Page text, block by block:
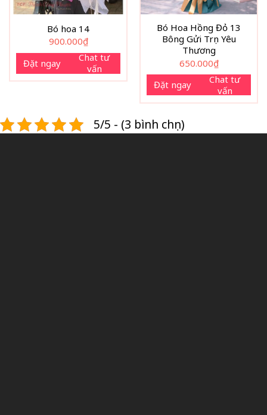
tận tâm và kinh nghiệm tích lũy qua nhiều năm. Bó hoa
hướng dương 3 bông không chỉ là một sản phẩm hoa tươi
mà còn là món quà tinh thần mang lại niềm vui, sự ấm áp
và nguồn năng lượng tích cực cho cả người tặng lẫn người
nhận.
Bó hoa 14
900.000₫
Đặt ngay
Chat tư
vấn
Bó Hoa Hồng Đỏ 13
Bông Gửi Trọn Yêu
Thương
650.000₫
Đặt ngay
Chat tư
vấn
5/5 - (3 bình chọn)